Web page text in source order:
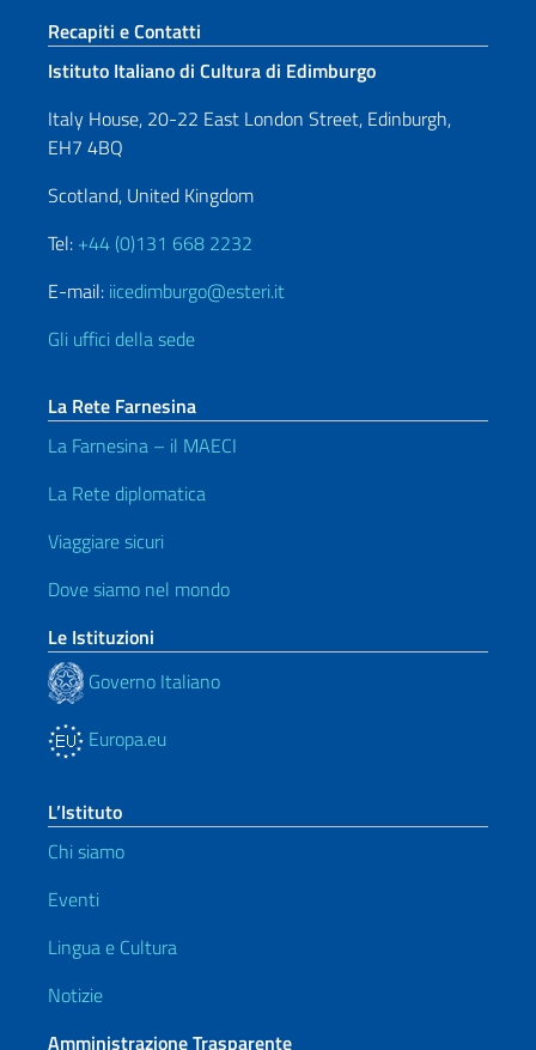
Sezione footer
Recapiti e Contatti
Istituto Italiano di Cultura di Edimburgo
Italy House, 20-22 East London Street, Edinburgh,
EH7 4BQ
Scotland, United Kingdom
Tel: +44 (0)131 668 2232
E-mail: iicedimburgo@esteri.it
Gli uffici della sede
La Rete Farnesina
La Farnesina – il MAECI
La Rete diplomatica
Viaggiare sicuri
Dove siamo nel mondo
Le Istituzioni
Governo Italiano
Europa.eu
L’Istituto
Chi siamo
Eventi
Lingua e Cultura
Notizie
Amministrazione Trasparente